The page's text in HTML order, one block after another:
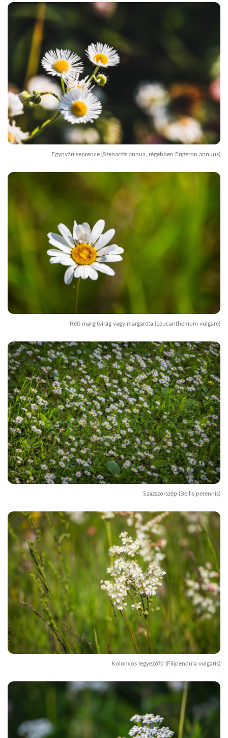
Egynyári seprence (Stenactis annua, régebben Erigeron annuus)
Réti margitvirág vagy margaréta (Leucanthemum vulgare)
Százszorszép (Bellis perennis)
Koloncos legyezőfű (Filipendula vulgaris)